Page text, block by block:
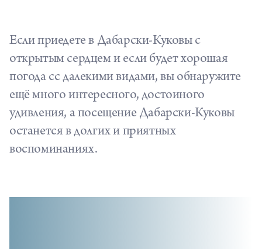
Если приедете в Дабарски-Куковы с
открытым сердцем и если будет хорошая
погода сс далекими видами, вы обнаружите
ещё много интересного, достоиного
удивления, а посещение Дабарски-Куковы
останется в долгих и приятных
воспоминаниях.